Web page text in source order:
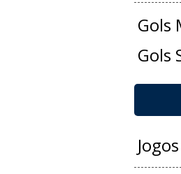
Gols
Gols
Jogos